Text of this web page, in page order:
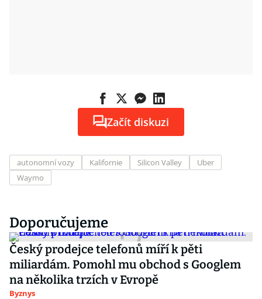
Začít diskuzi
autonomní vozy Kalifornie Silicon Valley
Uber
Waymo
Doporučujeme
Český prodejce telefonů míří k pěti
miliardám. Pomohl mu obchod s Googlem
na několika trzích v Evropě
Byznys